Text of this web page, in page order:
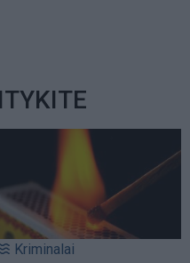
Kriminalai